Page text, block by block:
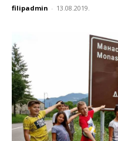
filipadmin - 13.08.2019.